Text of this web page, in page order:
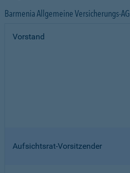
Barmenia Allgemeine Versicherungs-AG
Vorstand
Aufsichtsrat-Vorsitzender